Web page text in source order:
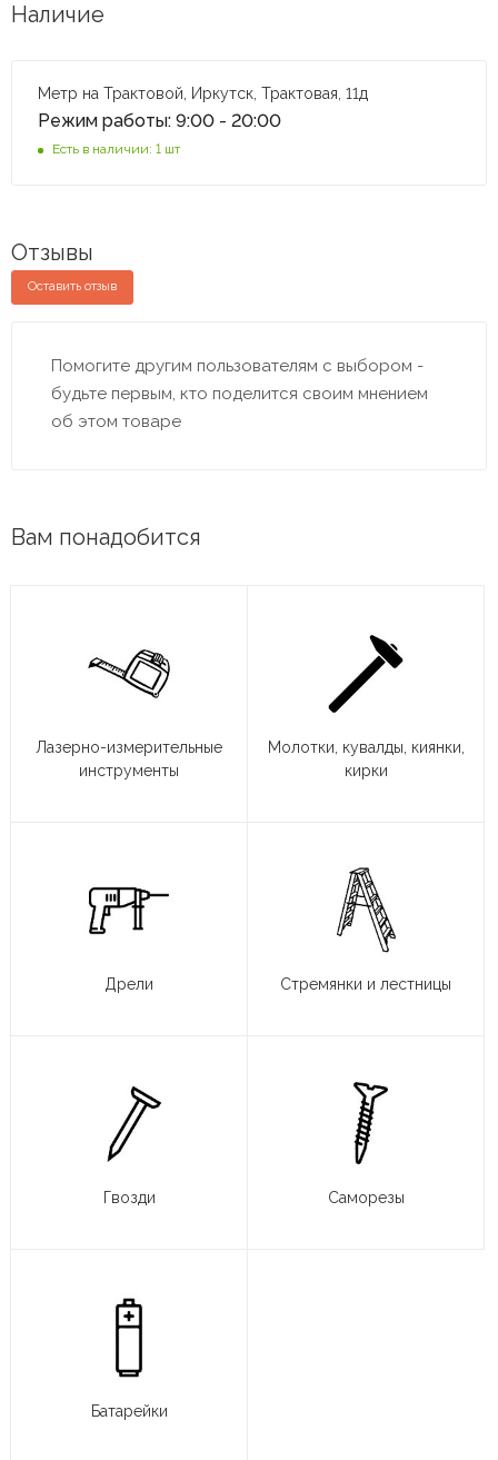
Наличие
Метр на Трактовой, Иркутск, Трактовая, 11д
Режим работы: 9:00 - 20:00
Есть в наличии: 1 шт
Отзывы
Оставить отзыв
Помогите другим пользователям с выбором -
будьте первым, кто поделится своим мнением
об этом товаре
Вам понадобится
Лазерно-измерительные
инструменты
Молотки, кувалды, киянки,
кирки
Дрели Стремянки и лестницы
Гвозди Саморезы
Батарейки